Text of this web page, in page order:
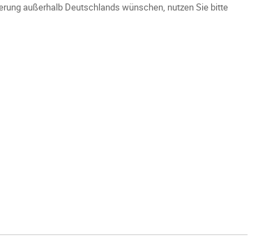
außerhalb Deutschlands wünschen, nutzen Sie bitte